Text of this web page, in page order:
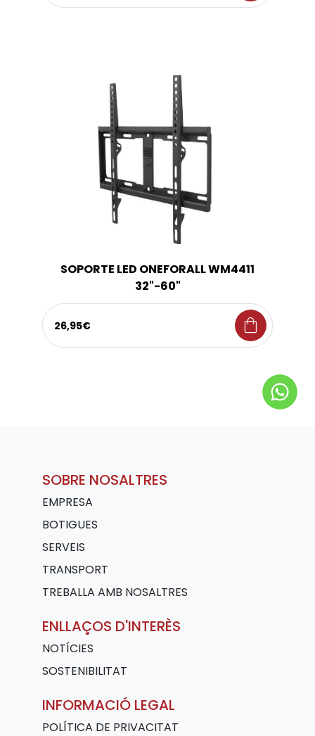
SOPORTE LED ONEFORALL WM4411
32"-60"
26,95€ shopping_bag
SOBRE NOSALTRES
EMPRESA
BOTIGUES
SERVEIS
TRANSPORT
TREBALLA AMB NOSALTRES
ENLLAÇOS D'INTERÈS
NOTÍCIES
SOSTENIBILITAT
INFORMACIÓ LEGAL
POLÍTICA DE PRIVACITAT